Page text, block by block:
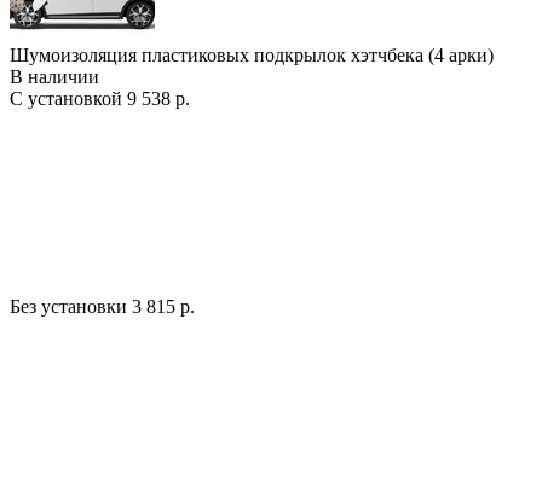
Шумоизоляция пластиковых подкрылок хэтчбека (4 арки)
В наличии
С установкой 9 538 р.
Без установки 3 815 р.